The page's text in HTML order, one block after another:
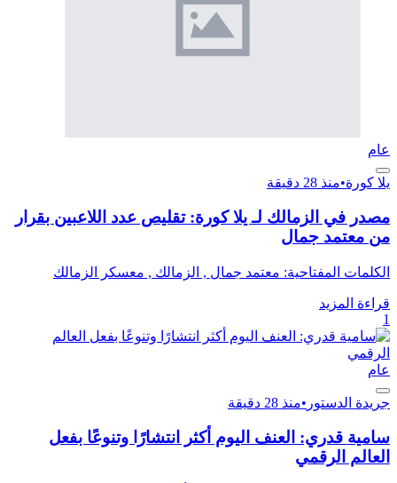
عام
يلا كورة•منذ 28 دقيقة
مصدر في الزمالك لـ يلا كورة: تقليص عدد اللاعبين بقرار
من معتمد جمال
الكلمات المفتاحية: معتمد جمال , الزمالك , معسكر الزمالك
قراءة المزيد
1
عام
جريدة الدستور •منذ 28 دقيقة
سامية قدري: العنف اليوم أكثر انتشارًا وتنوعًا بفعل
العالم الرقمي